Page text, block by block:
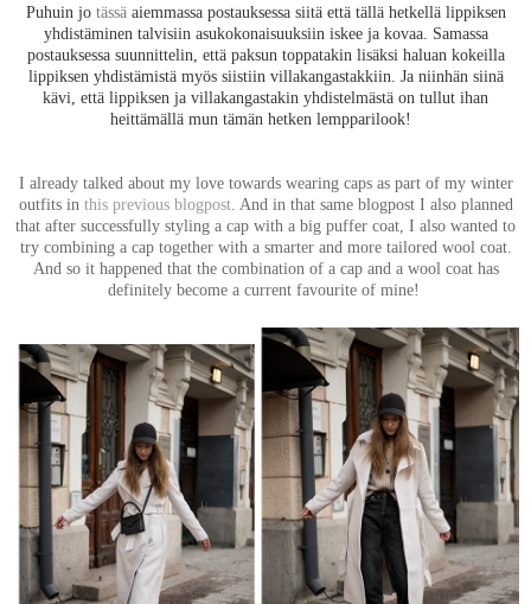
Puhuin jo tässäaiemmassa postauksessa siitä että tällä hetkellä lippiksen
yhdistäminen talvisiin asukokonaisuuksiin iskee ja kovaa. Samassa
postauksessa suunnittelin, että paksun toppatakin lisäksi haluan kokeilla
lippiksen yhdistämistä myös siistiin villakangastakkiin. Ja niinhän siinä
kävi, että lippiksen ja villakangastakin yhdistelmästä on tullut ihan
heittämällä mun tämän hetken lempparilook!
I already talked about my love towards wearing caps as part of my winter
outfits in this previous blogpost. And in that same blogpost I also planned
that after successfully styling a cap with a big puffer coat, I also wanted to
try combining a cap together with a smarter and more tailored wool coat.
And so it happened that the combination of a cap and a wool coat has
definitely become a current favourite of mine!